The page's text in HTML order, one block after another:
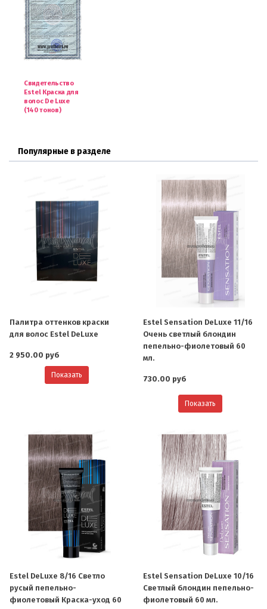
Свидетельство
Estel Краска для
волос De Luxe
(140 тонов)
Популярные в разделе
Палитра оттенков краски
для волос Estel DeLuxe
2 950.00 руб
Показать
Estel Sensation DeLuxe 11/16
Очень светлый блондин
пепельно-фиолетовый 60
мл.
730.00 руб
Показать
Estel DeLuxe 8/16 Светло
русый пепельно-
фиолетовый Краска-уход 60
Estel Sensation DeLuxe 10/16
Светлый блондин пепельно-
фиолетовый 60 мл.